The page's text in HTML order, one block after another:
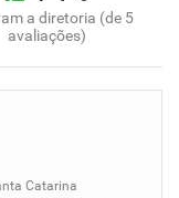
a diretoria (de 5
avaliações)
Catarina